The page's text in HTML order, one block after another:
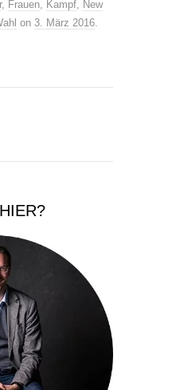
, Frauen Kampf
New
on 3. März 2016